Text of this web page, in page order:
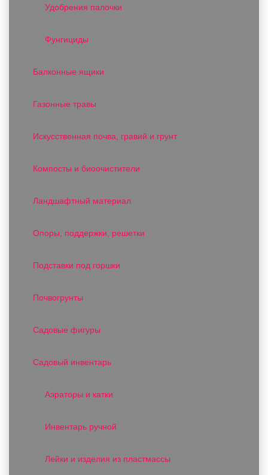
Удобрения палочки
Фунгициды
Балконные ящики
Газонные травы
Искусственная почва, гравий и грунт
Компосты и биоочистители
Ландшафтный материал
Опоры, поддержки, решетки
Подставки под горшки
Почвогрунты
Садовые фигуры
Садовый инвентарь
Аэраторы и катки
Инвентарь ручной
Лейки и изделия из пластмассы